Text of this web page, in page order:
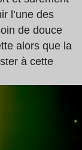
l’une des
de douce
alors que la
à cette